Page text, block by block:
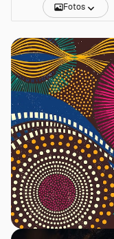
Fotos